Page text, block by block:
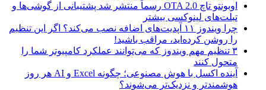
اوبونتو تاچ OTA 2.0 رسماً منتشر شد پشتیبانی از گوشی‌ها و
تبلت‌های لینوکسی بیشتر
چرا ویندوز ۱۱ آپدیت‌های اضافه نصب می‌کند؟ اگر این تنظیم
را روشن کرده‌اید، مراقب باشید!
۳ تنظیم مهم ویندوز که می‌توانند عملکرد کامپیوتر شما را
متحول کنند
آینده اکسل با هوش مصنوعی؛ چگونه Excel و AI هر روز
هوشمندتر و نزدیک‌تر می‌شوند؟